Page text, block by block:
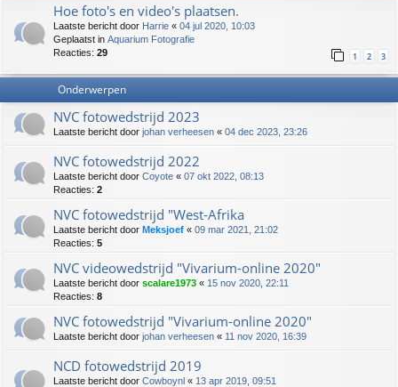
Hoe foto's en video's plaatsen.
Laatste bericht door Harrie « 04 jul 2020, 10:03
Geplaatst in Aquarium Fotografie
Reacties: 29 1 2 3
Onderwerpen
NVC fotowedstrijd 2023
Laatste bericht door johan verheesen « 04 dec 2023, 23:26
NVC fotowedstrijd 2022
Laatste bericht door Coyote « 07 okt 2022, 08:13
Reacties: 2
NVC fotowedstrijd "West-Afrika
Laatste bericht door Meksjoef « 09 mar 2021, 21:02
Reacties: 5
NVC videowedstrijd "Vivarium-online 2020"
Laatste bericht door scalare1973 « 15 nov 2020, 22:11
Reacties: 8
NVC fotowedstrijd "Vivarium-online 2020"
Laatste bericht door johan verheesen « 11 nov 2020, 16:39
NCD fotowedstrijd 2019
Laatste bericht door Cowboynl « 13 apr 2019, 09:51